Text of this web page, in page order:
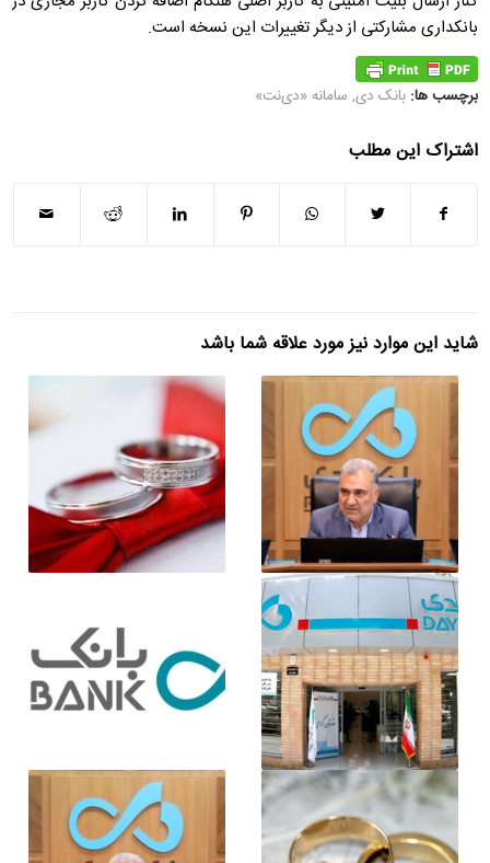
بانکداری مشارکتی از دیگر تغییرات این نسخه است.
برچسب ها: بانک دی, سامانه «دی‌نت»
اشتراک این مطلب
شاید این موارد نیز مورد علاقه شما باشد